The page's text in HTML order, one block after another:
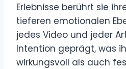
Erlebnisse berührt sie
tieferen emotionalen
jedes Video und jeder
Intention geprägt, was
wirkungsvoll als auch